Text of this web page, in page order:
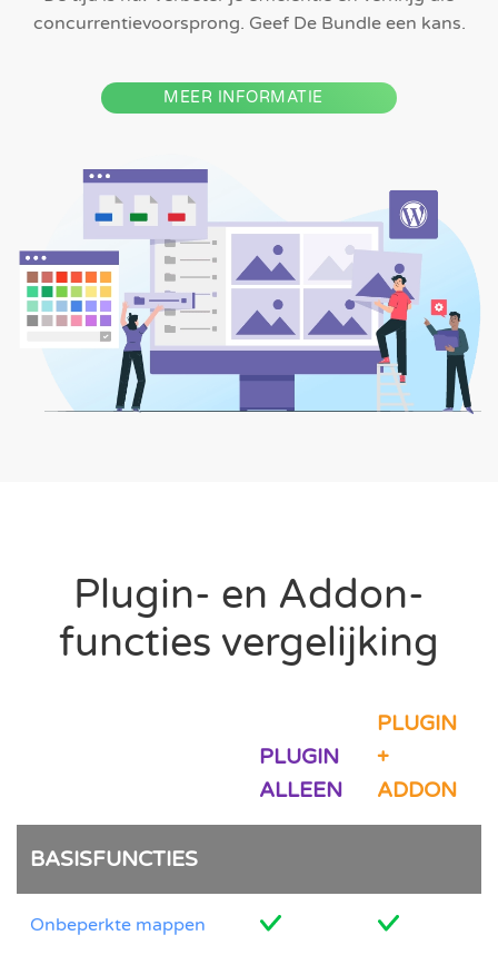
concurrentievoorsprong. Geef De Bundle een kans.
MEER INFORMATIE
Plugin- en Addon-
functies vergelijking
PLUGIN
ALLEEN
PLUGIN
+
ADDON
BASISFUNCTIES
Onbeperkte mappen